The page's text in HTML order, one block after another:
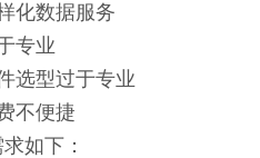
数据服务
专业
型过于专业
不便捷
如下：